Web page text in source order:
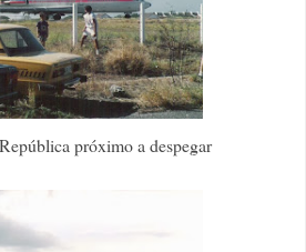
próximo a despegar